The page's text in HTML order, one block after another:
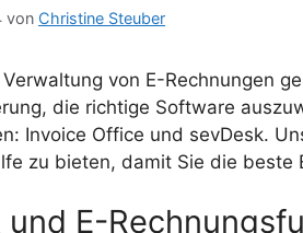
von Christine Steuber
von E-Rechnungen
die richtige Software
Invoice Office und sevDesk.
zu bieten, damit Sie die
E-